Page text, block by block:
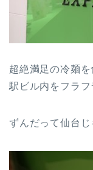
超絶満足の冷麺
駅ビル内をフラフ
ずんだって仙台じ